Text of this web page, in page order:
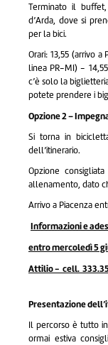
Terminato il
d’Arda, dove si
per la bici.
Orari: 13,55 (arrivo a
linea PR-MI) -
c’è solo la
potete prendere i
Opzione 2 –
Si torna in
dell’itinerario.
Opzione
allenamento, dato
Arrivo a Piacenza
Informazioni e
entro mercoledì 5
Attilio - cell.
Presentazione
Il percorso è tutto
ormai estiva